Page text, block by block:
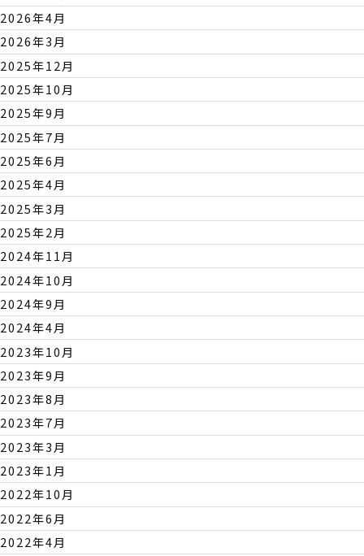
2026年4月
2026年3月
2025年12月
2025年10月
2025年9月
2025年7月
2025年6月
2025年4月
2025年3月
2025年2月
2024年11月
2024年10月
2024年9月
2024年4月
2023年10月
2023年9月
2023年8月
2023年7月
2023年3月
2023年1月
2022年10月
2022年6月
2022年4月